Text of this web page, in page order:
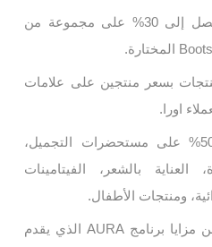
تخفيضات تصل إلى 30% على مجموعة من
3 منتجات بسعر منتجين على علامات
اورا.
خصومات 50% على مستحضرات التجميل،
العناية بالشعر، الفيتامينات
ومنتجات الأطفال.
الاستفادة من مزايا برنامج AURA الذي يقدم